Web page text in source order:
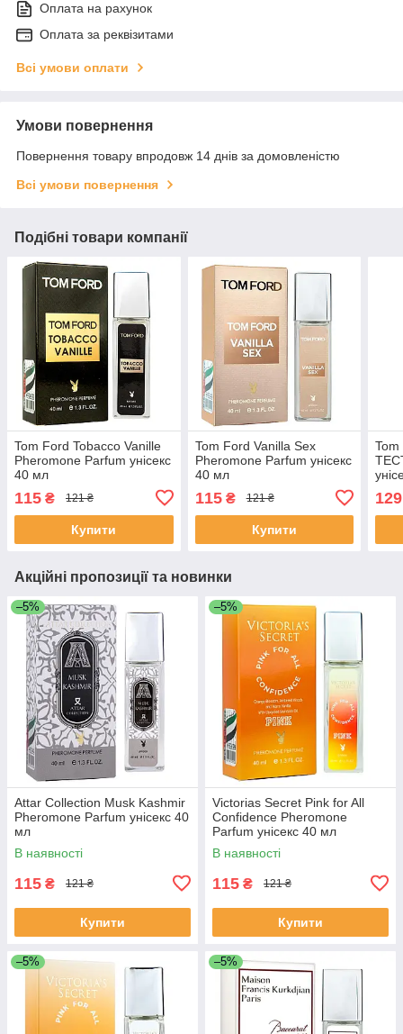
Оплата на рахунок
Оплата за реквізитами
Всі умови оплати
Умови повернення
Повернення товару впродовж 14 днів за домовленістю
Всі умови повернення
Подібні товари компанії
Tom Ford Tobacco Vanille
Pheromone Parfum унісекс
40 мл
115 ₴ 121 ₴
Купити
Tom Ford Vanilla Sex
Pheromone Parfum унісекс
40 мл
115₴ 121 ₴
Купити
129
Акційні пропозиції та новинки
–5%
Attar Collection Musk Kashmir
Pheromone Parfum унісекс 40
мл
В наявності
115 ₴ 121 ₴
Купити
–5%
Victorias Secret Pink for All
Confidence Pheromone
Parfum унісекс 40 мл
В наявності
115 ₴ 121 ₴
Купити
–5% –5%